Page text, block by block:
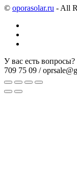
© oporasolar.ru - All
У вас есть
709 75 09 /